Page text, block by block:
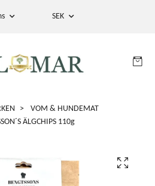
SEK
VOM & HUNDEMAT
ÄLGCHIPS 110g